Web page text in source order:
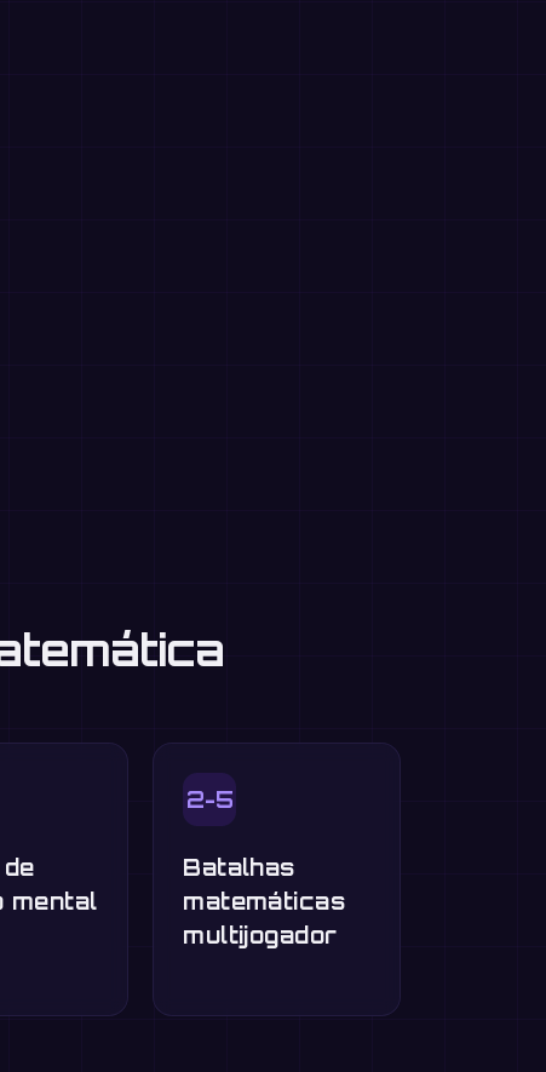
mental
2-5
Batalhas
matemáticas
multijogador